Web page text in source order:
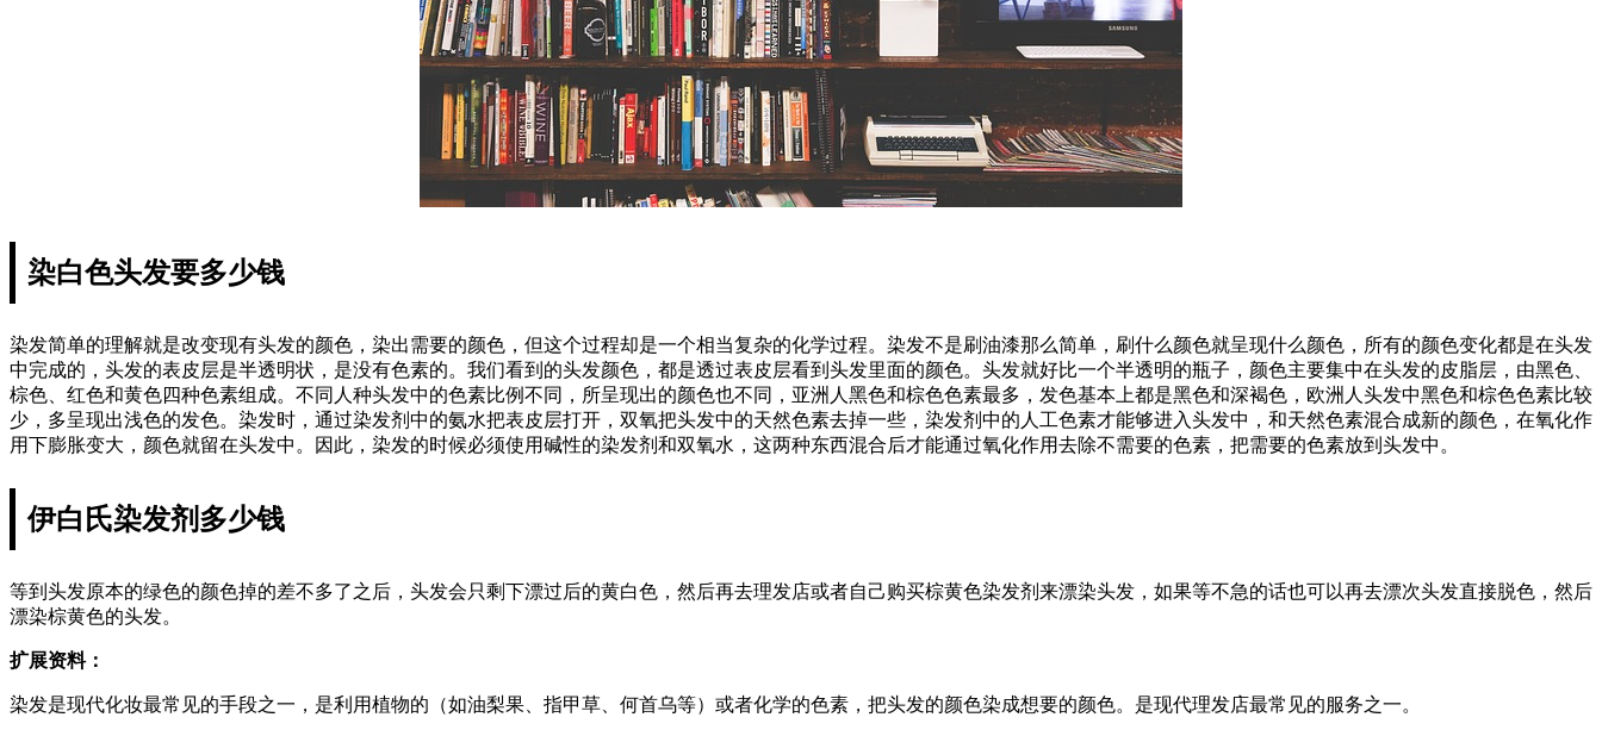
染白色头发要多少钱
染发简单的理解就是改变现有头发的颜色，染出需要的颜色，但这个过程却是一个相当复杂的化学过程。染发不是刷油漆那么简单，刷什么颜色就呈现什么颜色，所有的颜色变化都是在头发
中完成的，头发的表皮层是半透明状，是没有色素的。我们看到的头发颜色，都是透过表皮层看到头发里面的颜色。头发就好比一个半透明的瓶子，颜色主要集中在头发的皮脂层，由黑色、
棕色、红色和黄色四种色素组成。不同人种头发中的色素比例不同，所呈现出的颜色也不同，亚洲人黑色和棕色色素最多，发色基本上都是黑色和深褐色，欧洲人头发中黑色和棕色色素比较
少，多呈现出浅色的发色。染发时，通过染发剂中的氨水把表皮层打开，双氧把头发中的天然色素去掉一些，染发剂中的人工色素才能够进入头发中，和天然色素混合成新的颜色，在氧化作
用下膨胀变大，颜色就留在头发中。因此，染发的时候必须使用碱性的染发剂和双氧水，这两种东西混合后才能通过氧化作用去除不需要的色素，把需要的色素放到头发中。
伊白氏染发剂多少钱
等到头发原本的绿色的颜色掉的差不多了之后，头发会只剩下漂过后的黄白色，然后再去理发店或者自己购买棕黄色染发剂来漂染头发，如果等不急的话也可以再去漂次头发直接脱色，然后
漂染棕黄色的头发。
扩展资料：
染发是现代化妆最常见的手段之一，是利用植物的（如油梨果、指甲草、何首乌等）或者化学的色素，把头发的颜色染成想要的颜色。是现代理发店最常见的服务之一。